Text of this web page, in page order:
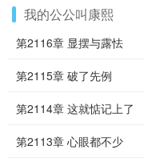
我的公公叫康熙
第2116章 显摆与露怯
第2115章 破了先例
第2114章 这就惦记上了
第2113章 心眼都不少